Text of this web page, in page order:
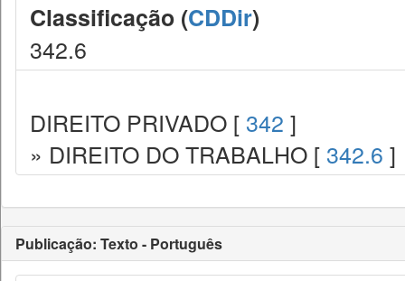
Classificação (CDDir)
342.6
DIREITO PRIVADO [ 342 ]
» DIREITO DO TRABALHO [ 342.6 ]
Publicação: Texto - Português